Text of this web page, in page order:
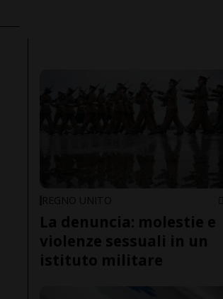
REGNO UNITO
La denuncia: molestie e
violenze sessuali in un
istituto militare